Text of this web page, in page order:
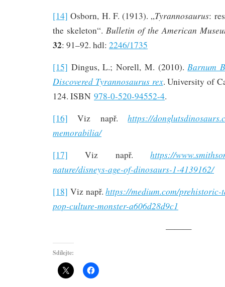
[14] Osborn, H. F. (1913). „Tyrannosaurus:
the skeleton“. Bulletin of the American
32: 91–92. hdl: 2246/1735
[15] Dingus, L.; Norell, M. (2010). Barnum
Discovered Tyrannosaurus rex. University of
124. ISBN 978-0-520-94552-4.
[16] Viz např.https://
memorabilia/
[17] Viz např.https://
nature/disneys-age-of-dinosaurs-1-4139162/
[18] Viz např.https://medium.com/prehistoric-
pop-culture-monster-a606d28d9c1
———
Sdílejte: